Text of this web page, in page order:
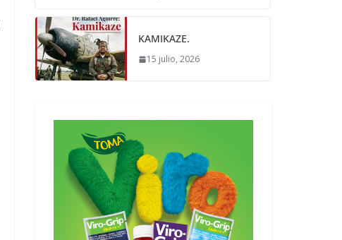
KAMIKAZE.
15 julio, 2026